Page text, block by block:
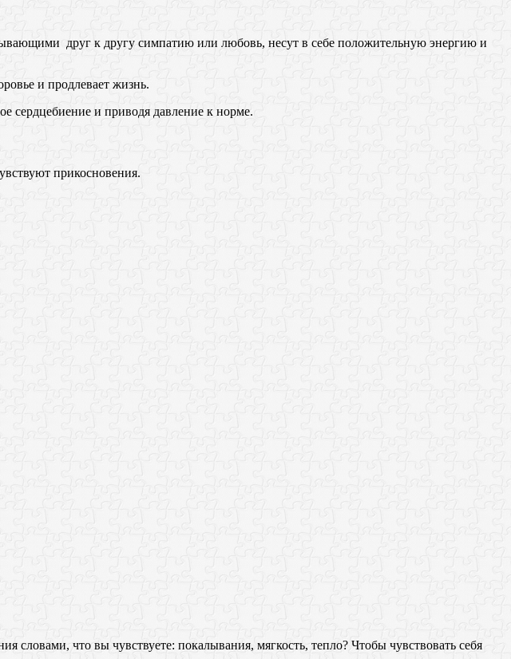
друг к другу симпатию или любовь, несут в себе положительную энергию и
и продлевает жизнь.
сердцебиение и приводя давление к норме.
прикосновения.
что вы чувствуете: покалывания, мягкость, тепло? Чтобы чувствовать себя